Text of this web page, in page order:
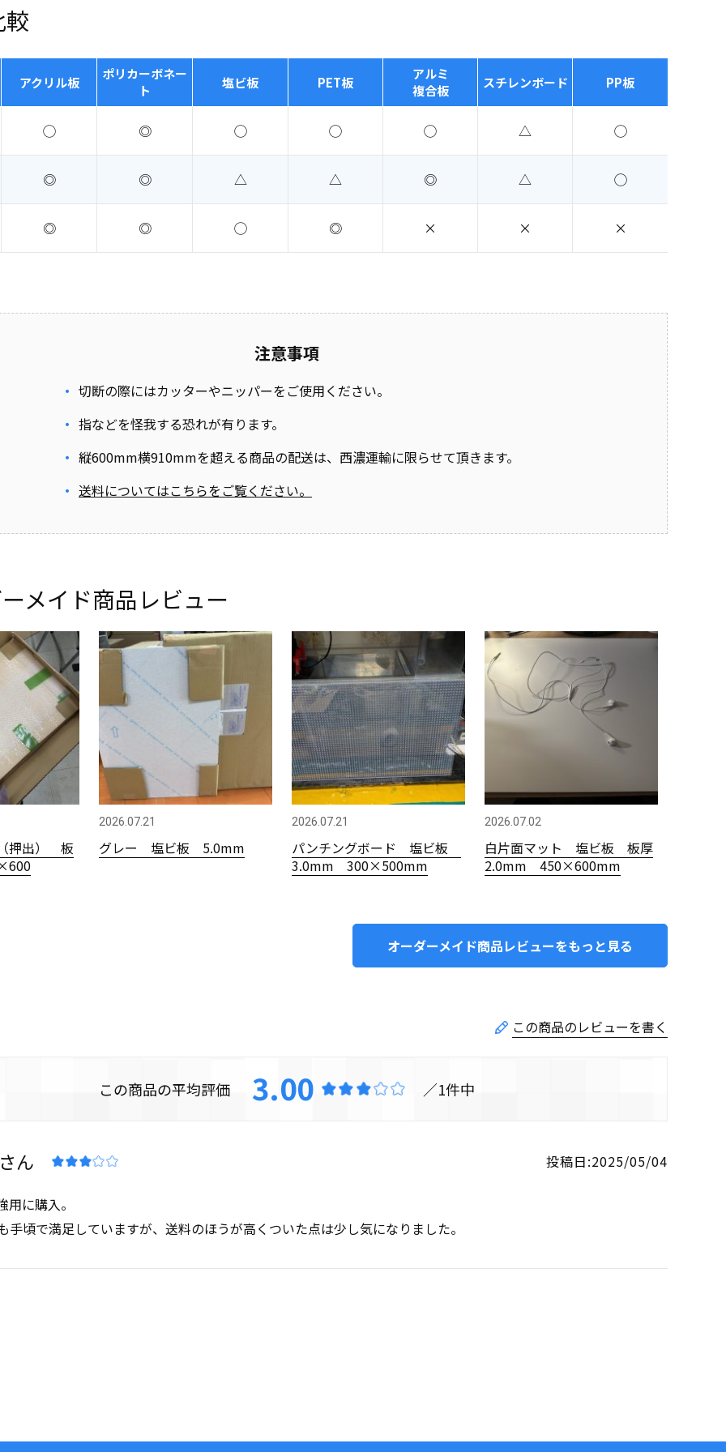
アクリル板
ポリカーボネー
ト
塩ビ板 PET板
アルミ
複合板
スチレンボード PP板
◯ ◎ ◯ ◯ ◯ △ ◯
◎ ◎ △ △ ◎ △ ◯
◎ ◎ ◯ ◎ × × ×
注意事項
切断の際にはカッターやニッパーをご使用ください。
指などを怪我する恐れが有ります。
縦600mm横910mmを超える商品の配送は、西濃運輸に限らせて頂きます。
送料についてはこちらをご覧ください。
メイド商品レビュー
押出） 板
2026.07.21
グレー 塩ビ板 5.0mm
2026.07.21
パンチングボード 塩ビ板
3.0mm 300×500mm
2026.07.02
白片面マット 塩ビ板 板厚
2.0mm 450×600mm
オーダーメイド商品レビューをもっと見る
3.00 1
投稿日 2025/05/04
に購入。
手頃で満足していますが、送料のほうが高くついた点は少し気になりました。